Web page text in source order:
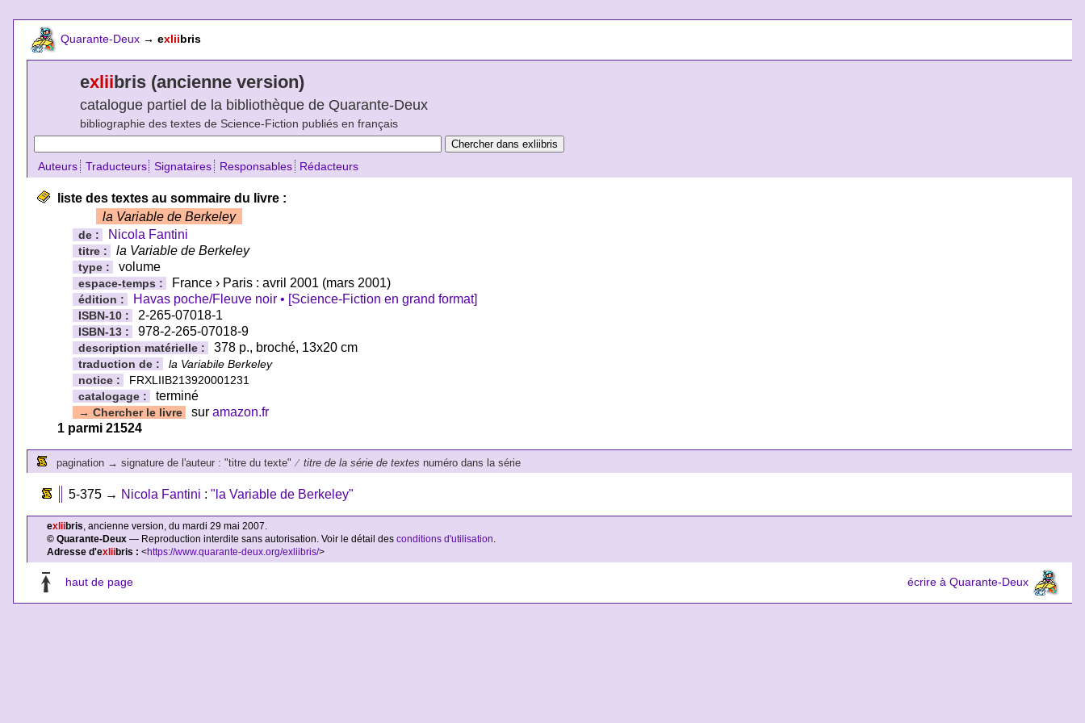
Quarante-Deux → exliibris
exliibris (ancienne version)
catalogue partiel de la bibliothèque de Quarante-Deux
bibliographie des textes de Science-Fiction publiés en français
Auteurs Traducteurs Signataires Responsables Rédacteurs
liste des textes au sommaire du livre :
la Variable de Berkeley
de : Nicola Fantini
titre : la Variable de Berkeley
type : volume
espace-temps : France › Paris : avril 2001 (mars 2001)
édition : Havas poche/Fleuve noir • [Science-Fiction en grand format]
ISBN-10 : 2-265-07018-1
ISBN-13 : 978-2-265-07018-9
description matérielle : 378 p., broché, 13x20 cm
traduction de :
la Variabile Berkeley
notice :
FRXLIIB213920001231
catalogage :
terminé
→ Chercher le livre suramazon.fr
1 parmi 21524
pagination → signature de l'auteur : "titre du texte" ⁄ titre de la série de textes numéro dans la série
5-375 → Nicola Fantini : "la Variable de Berkeley"
exliibris , ancienne version, du mardi 29 mai 2007.
© Quarante-Deux — Reproduction interdite sans autorisation. Voir le détail desconditions d'utilisation
Adresse d'exliibris :<https://www.quarante-deux.org/exliibris/>
haut de page écrire à Quarante-Deux